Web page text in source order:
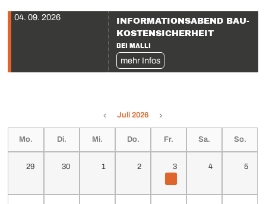
04. 09. 2026
INFORMATIONS­ABEND BAU­
KOSTENSICHERHEIT
BEI MALLI
mehr Infos
Juli 2026
Mo. Di. Mi. Do. Fr. Sa. So.
29 30 1 2 3 4 5